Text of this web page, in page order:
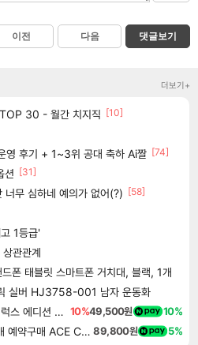
이전 다음 댓글보기
더보기+
30 - 월간 치지직 [10]
영 후기 + 1~3위 공대 축하 Ai짤 [74]
션 [31]
너무 심하네 예의가 없어(?) [58]
1등급'
관관계
폰 태블릿 스마트폰 거치대, 블랙, 1개
실버 HJ3758-001 남자 운동화
드래곤소드 어웨이크닝 디럭스 에디션 DragonSword Awakening Deluxe Edition 10%49,500원 10%
에이스 컴뱃 8 시브의 날개 예약구매 ACE COMBAT 8 WINGS OF THEVE 89,800원 5%